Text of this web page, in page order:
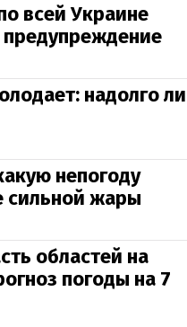
всей Украине
надолго ли
непогоду
сильной жары
областей на
погоды на 7